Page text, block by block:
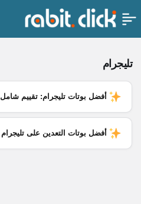
تليجرام
أفضل بوتات تليجرام: تقييم شامل
أفضل بوتات التعدين على تليجرام